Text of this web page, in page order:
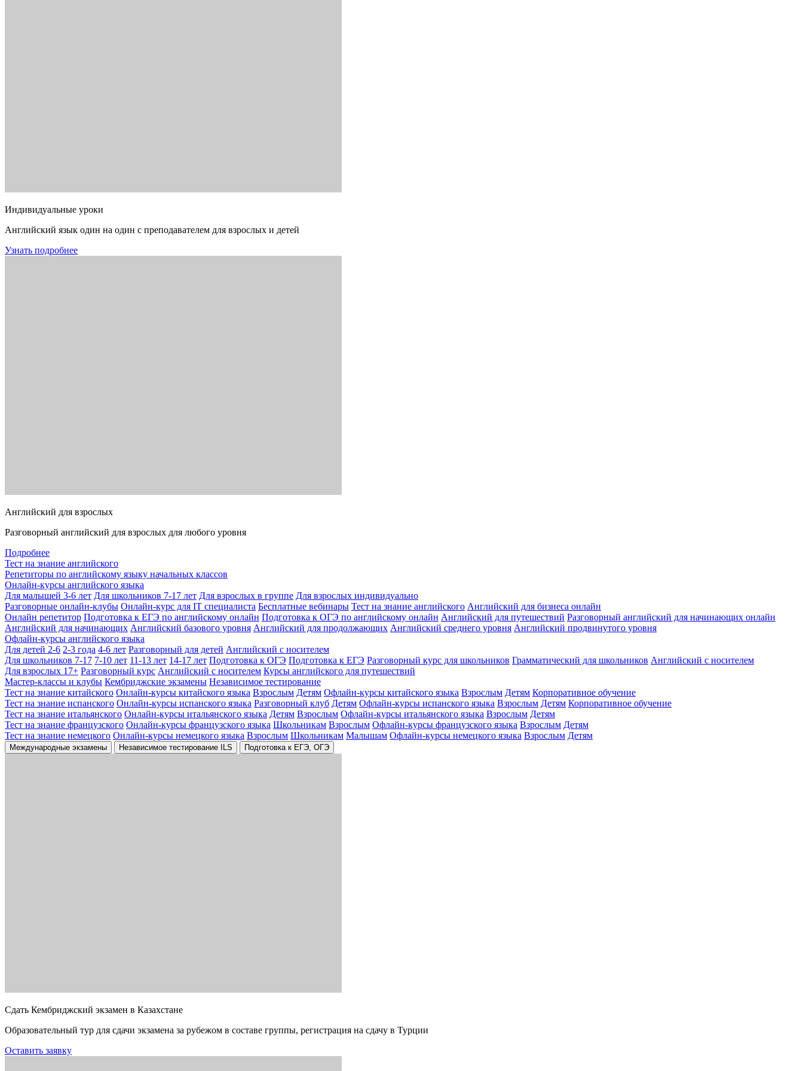
Индивидуальные уроки
Английский язык один на один с преподавателем для взрослых и детей
Узнать подробнее
Английский для взрослых
Разговорный английский для взрослых для любого уровня
Подробнее
Тест на знание английского
Репетиторы по английскому языку начальных классов
Онлайн-курсы английского языка
Для малышей 3-6 лет Для школьников 7-17 лет Для взрослых в группе Для взрослых индивидуально
Разговорные онлайн-клубы Онлайн-курс для IT специалиста Бесплатные вебинары Тест на знание английского Английский для бизнеса онлайн
Онлайн репетитор Подготовка к ЕГЭ по английскому онлайн Подготовка к ОГЭ по английскому онлайн Английский для путешествий Разговорный английский для начинающих онлайн
Английский для начинающих Английский базового уровня Английский для продолжающих Английский среднего уровня Английский продвинутого уровня
Офлайн-курсы английского языка
Для детей 2-6 2-3 года 4-6 лет Разговорный для детей Английский с носителем
Для школьников 7-17 7-10 лет 11-13 лет 14-17 лет Подготовка к ОГЭ Подготовка к ЕГЭ Разговорный курс для школьников Грамматический для школьников Английский с носителем
Для взрослых 17+ Разговорный курс Английский с носителем Курсы английского для путешествий
Мастер-классы и клубы Кембриджские экзамены Независимое тестирование
Тест на знание китайского Онлайн-курсы китайского языка Взрослым Детям Офлайн-курсы китайского языка Взрослым Детям Корпоративное обучение
Тест на знание испанского Онлайн-курсы испанского языка Разговорный клуб Детям Офлайн-курсы испанского языка Взрослым Детям Корпоративное обучение
Тест на знание итальянского Онлайн-курсы итальянского языка Детям Взрослым Офлайн-курсы итальянского языка Взрослым Детям
Тест на знание французского Онлайн-курсы французского языка Школьникам Взрослым Офлайн-курсы французского языка Взрослым Детям
Тест на знание немецкого Онлайн-курсы немецкого языка Взрослым Школьникам Малышам Офлайн-курсы немецкого языка Взрослым Детям
Международные экзамены Независимое тестирование ILS Подготовка к ЕГЭ, ОГЭ
Сдать Кембриджский экзамен в Казахстане
Образовательный тур для сдачи экзамена за рубежом в составе группы, регистрация на сдачу в Турции
Оставить заявку